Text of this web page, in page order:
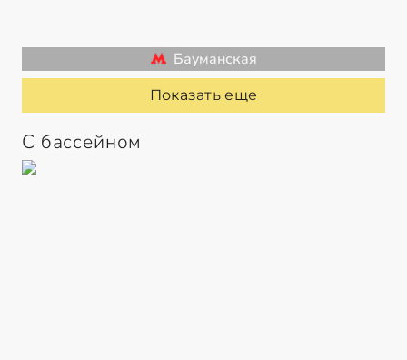
Бауманская
Показать еще
С бассейном